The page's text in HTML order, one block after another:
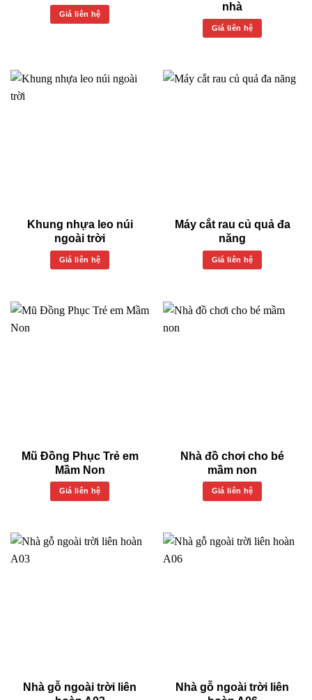
Giá liên hệ
nhà
Giá liên hệ
Khung nhựa leo núi
ngoài trời
Giá liên hệ
Máy cắt rau củ quả đa
năng
Giá liên hệ
Mũ Đồng Phục Trẻ em
Mầm Non
Giá liên hệ
Nhà đồ chơi cho bé
mầm non
Giá liên hệ
Nhà gỗ ngoài trời liên
Nhà gỗ ngoài trời liên